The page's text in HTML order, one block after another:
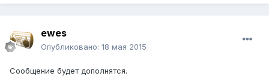
ewes
Опубликовано: 18 мая 2015
Сообщение будет дополнятся.